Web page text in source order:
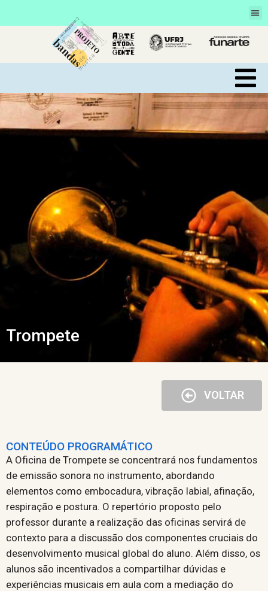
Trompete
VOLTAR
CONTEÚDO PROGRAMÁTICO
A Oficina de Trompete se concentrará nos fundamentos
de emissão sonora no instrumento, abordando
elementos como embocadura, vibração labial, afinação,
respiração e postura. O repertório proposto pelo
professor durante a realização das oficinas servirá de
contexto para a discussão dos componentes cruciais do
desenvolvimento musical global do aluno. Além disso, os
alunos são incentivados a compartilhar dúvidas e
experiências musicais em aula com a mediação do